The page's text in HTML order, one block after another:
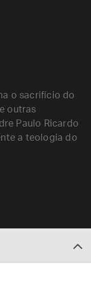
o sacrifício do
outras
Paulo Ricardo
a teologia do